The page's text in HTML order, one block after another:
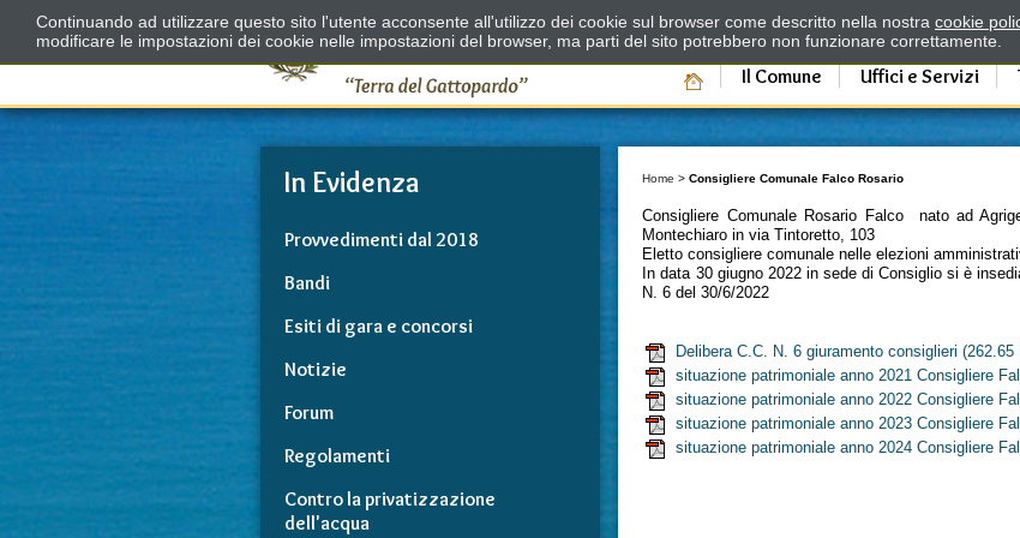
Il Comune Uffici e Servizi
In Evidenza
Provvedimenti dal 2018
Bandi
Esiti di gara e concorsi
Notizie
Forum
Regolamenti
Contro la privatizzazione
dell'acqua
Home >Consigliere Comunale Falco Rosario
Consigliere Comunale Rosario Falco nato ad
Montechiaro in via Tintoretto, 103
Eletto consigliere comunale nelle elezioni
In data 30 giugno 2022 in sede di Consiglio si è
N. 6 del 30/6/2022
Delibera C.C. N. 6 giuramento consiglieri (262.65
situazione patrimoniale anno 2021 Consigliere
situazione patrimoniale anno 2022 Consigliere
situazione patrimoniale anno 2023 Consigliere
situazione patrimoniale anno 2024 Consigliere
Continuando ad utilizzare questo sito l'utente acconsente all'utilizzo dei cookie sul browser come descritto nella nostra cookie
modificare le impostazioni dei cookie nelle impostazioni del browser, ma parti del sito potrebbero non funzionare correttamente.